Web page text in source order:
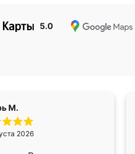
5.0
М.
2026